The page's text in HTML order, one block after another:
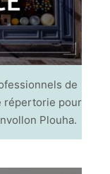
de
répertorie pour
Plouha.